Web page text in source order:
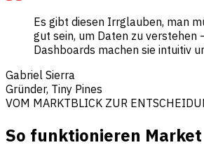
Es gibt diesen Irrglauben, man
gut sein, um Daten zu
Dashboards machen sie intuitiv
Gabriel Sierra
Gründer, Tiny Pines
VOM MARKTBLICK ZUR
So funktionieren